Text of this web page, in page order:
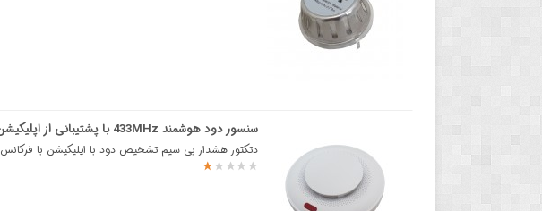
سنسور دود هوشمند 433MHz با پشتیبانی از اپلیکیشن eWelink
دتکتور هشدار بی سیم تشخیص دود با اپلیکیشن با فرکانس 433 مگاهرتز نیمه صنعتیتوجه : این سنسور نیمه صنعت..